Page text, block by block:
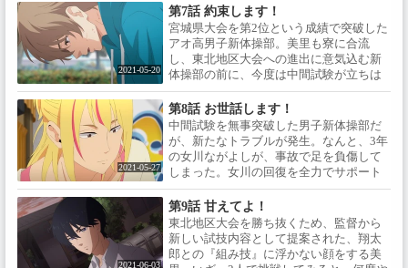
に、志田はとある言葉を投げかけ
る……。
2021-05-20
第7話 約束します！
宮城県大会を第2位という成績で突破した
アオ高男子新体操部。美里も寮に合流
し、東北地区大会への進出に意気込む新
体操部の前に、今度は中間試験が立ちは
だかる。赤点を取ったらマット練習が禁
止になるのだ。猛勉強をはじめるアオ高
の面々。そんな中、部長の七ヶ浜政宗
は、新体操を始めたきっかけと、監督と
の出会いを話し始める……。
2021-05-27
第8話 お世話します！
中間試験を無事突破した男子新体操部だ
が、新たなトラブルが発生。なんと、3年
の女川ながよしが、事故で足を負傷して
しまった。女川の回復を全力でサポート
する翔太郎たち。だが、そんな女川は、
他の部員にも言えない隠し事をしている
ようで……？
2021-06-03
第9話 甘えてよ！
東北地区大会を勝ち抜くため、監督から
新しい試技内容として提案された、翔太
郎との『組み技』に浮かない顔をする美